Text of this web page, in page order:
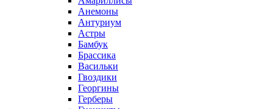
Анемоны
Антуриум
Астры
Бамбук
Брассика
Васильки
Гвоздики
Георгины
Герберы